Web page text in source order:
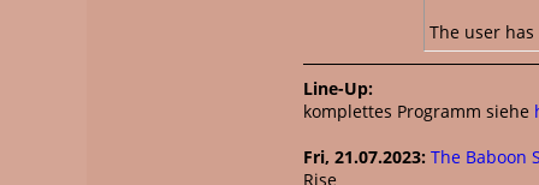
The user
Line-Up:
komplettes Programm siehe
Fri, 21.07.2023: The Baboon
Rise